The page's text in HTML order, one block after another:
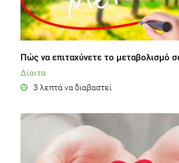
Πώς να επιταχύνετε το μεταβολισμό
Δίαιτα
3 λεπτά να διαβαστεί